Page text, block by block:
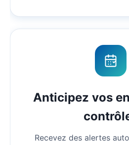
Anticipez vos
Recevez des alertes